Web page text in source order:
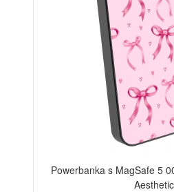
Powerbanka s MagSafe 5
Aesthetic